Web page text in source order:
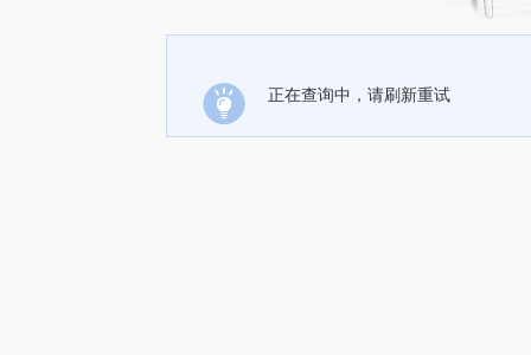
正在查询中，请刷新重试